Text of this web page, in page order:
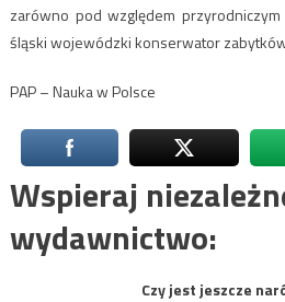
zarówno pod względem
śląski wojewódzki konserwator
PAP – Nauka w Polsce
Wspieraj
wydawnictwo:
Czy jest jeszcze